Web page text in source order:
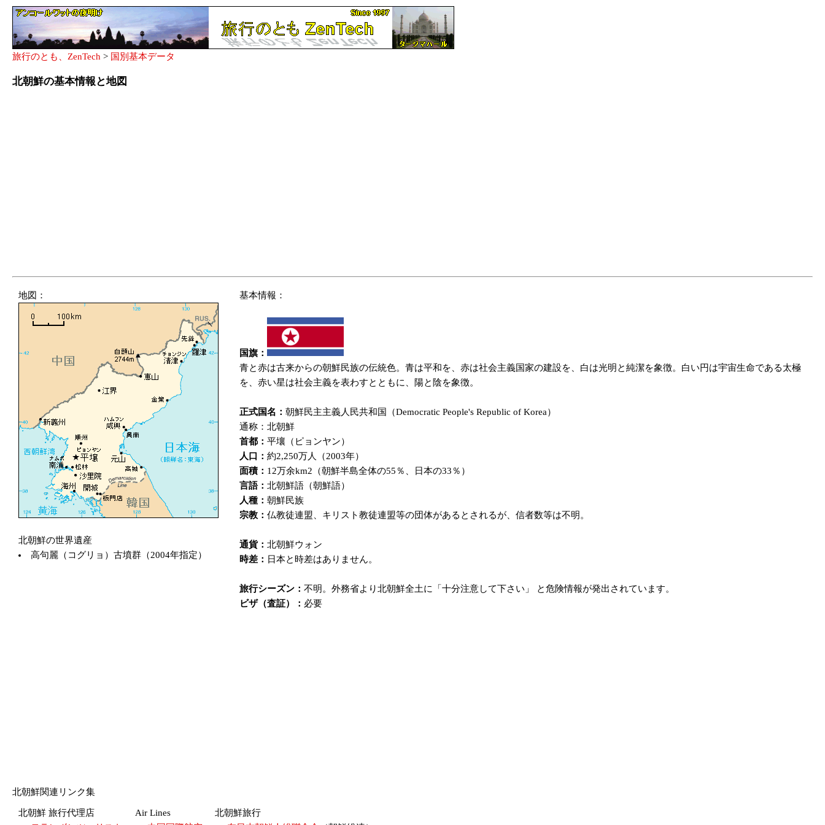
旅行のとも、ZenTech > 国別基本データ
北朝鮮の基本情報と地図
地図：
北朝鮮の世界遺産
高句麗（コグリョ）古墳群（2004年指定）
基本情報：
国旗：
青と赤は古来からの朝鮮民族の伝統色。青は平和を、赤は社会主義国家の建設を、白は光明と純潔を象徴。白い円は宇宙生命である太極
を、赤い星は社会主義を表わすとともに、陽と陰を象徴。
正式国名： 朝鮮民主主義人民共和国（Democratic People's Republic of Korea）
通称：北朝鮮
首都： 平壤（ピョンヤン）
人口： 約2,250万人（2003年）
面積： 12万余km2（朝鮮半島全体の55％、日本の33％）
言語： 北朝鮮語（朝鮮語）
人種： 朝鮮民族
宗教： 仏教徒連盟、キリスト教徒連盟等の団体があるとされるが、信者数等は不明。
通貨： 北朝鮮ウォン
時差： 日本と時差はありません。
旅行シーズン： 不明。外務省より北朝鮮全土に「十分注意して下さい」 と危険情報が発出されています。
ビザ（査証）： 必要
北朝鮮関連リンク集
北朝鮮 旅行代理店
Air Lines
北朝鮮旅行